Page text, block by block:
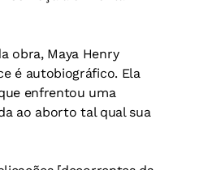
obra, Maya Henry
é autobiográfico. Ela
enfrentou uma
ao aborto tal qual sua